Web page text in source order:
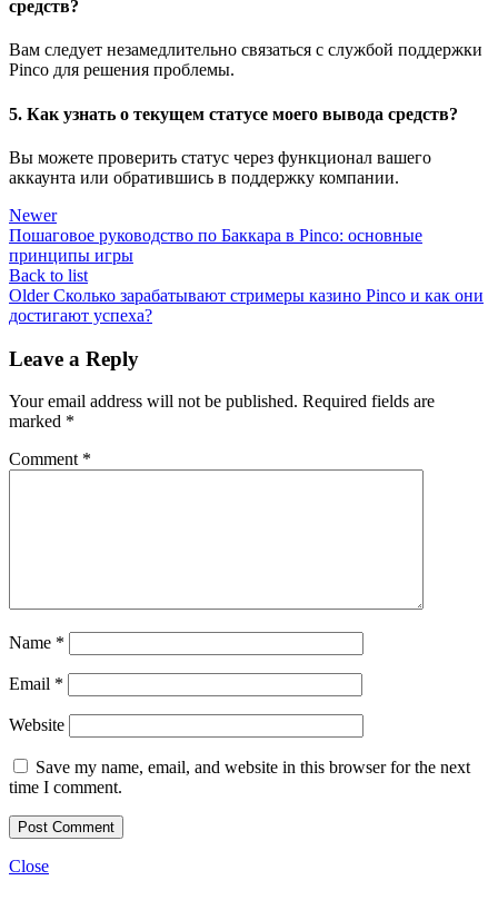
средств?
Вам следует незамедлительно связаться с службой поддержки
Pinco для решения проблемы.
5. Как узнать о текущем статусе моего вывода средств?
Вы можете проверить статус через функционал вашего
аккаунта или обратившись в поддержку компании.
Newer
Пошаговое руководство по Баккара в Pinco: основные
принципы игры
Back to list
Older Сколько зарабатывают стримеры казино Pinco и как они
достигают успеха?
Leave a Reply
Your email address will not be published. Required fields are
marked *
Comment *
Name *
Email *
Website
Save my name, email, and website in this browser for the next
time I comment.
Close